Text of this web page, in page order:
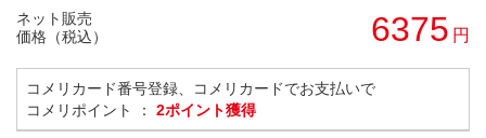
ネット販売
価格（税込）
6375 円
コメリカード番号登録、コメリカードでお支払いで
コメリポイント ： 2ポイント獲得